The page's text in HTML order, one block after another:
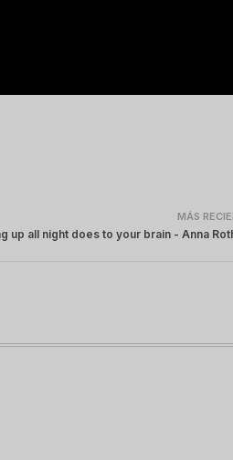
MÁS
up all night does to your brain - Anna